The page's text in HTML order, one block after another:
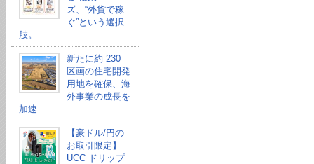
ズ、“外貨で稼
ぐ”という選択
肢。
新たに約 230
区画の住宅開発
用地を確保、海
外事業の成長を
加速
【豪ドル/円の
お取引限定】
UCC ドリップ